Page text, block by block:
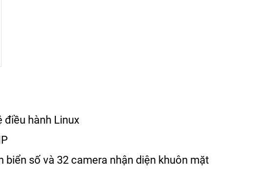
điều hành Linux
số và 32 camera nhận diện khuôn mặt